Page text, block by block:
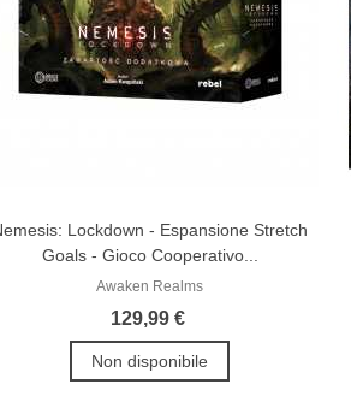
Lockdown - Espansione Stretch
Goals - Gioco Cooperativo...
Awaken Realms
129,99 €
Non disponibile